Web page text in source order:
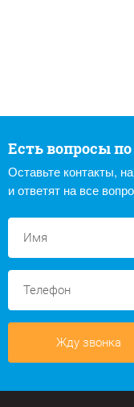
Есть вопросы
Оставьте контакты,
и ответят на все
Жду звонка